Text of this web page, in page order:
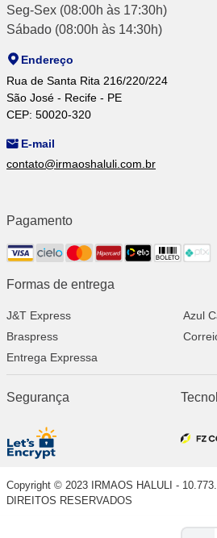
Seg-Sex (08:00h às 17:30h)
Sábado (08:00h às 14:30h)
Endereço
Rua de Santa Rita 216/220/224
São José - Recife - PE
CEP: 50020-320
E-mail
contato@irmaoshaluli.com.br
Pagamento
Formas de entrega
J&T Express
Azul
Braspress
Entrega Expressa
Segurança
Copyright © 2023 IRMAOS HALULI -
DIREITOS RESERVADOS